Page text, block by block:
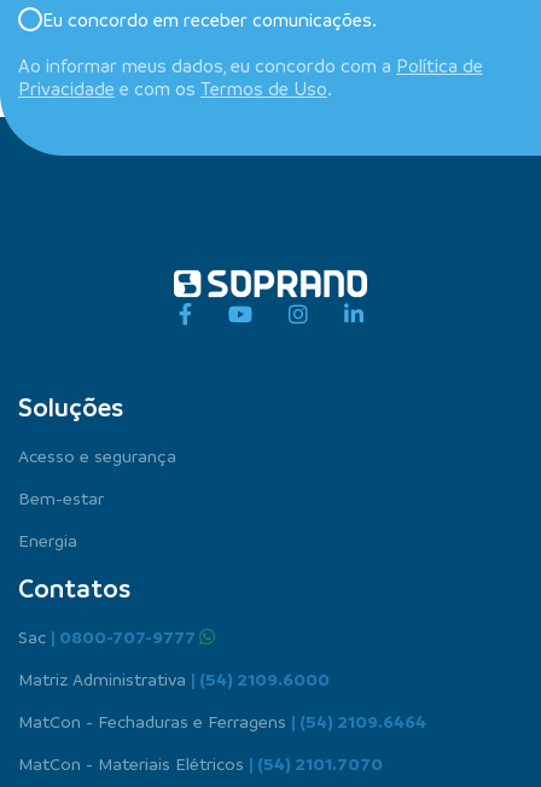
Eu concordo em receber comunicações.
Ao informar meus dados, eu concordo com a Política de
Privacidade e com os Termos de Uso.
Soluções
Acesso e segurança
Bem-estar
Energia
Contatos
Sac | 0800-707-9777
Matriz Administrativa | (54) 2109.6000
MatCon - Fechaduras e Ferragens | (54) 2109.6464
MatCon - Materiais Elétricos | (54) 2101.7070